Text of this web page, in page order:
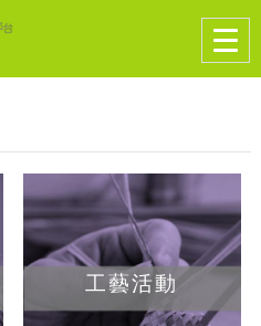
工藝活動